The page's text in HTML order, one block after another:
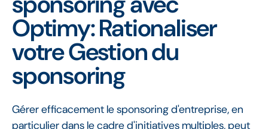
Optimy: Rationaliser
votre Gestion du
sponsoring
Gérer efficacement le sponsoring d'entreprise, en
particulier dans le cadre d'initiatives multiples, peut